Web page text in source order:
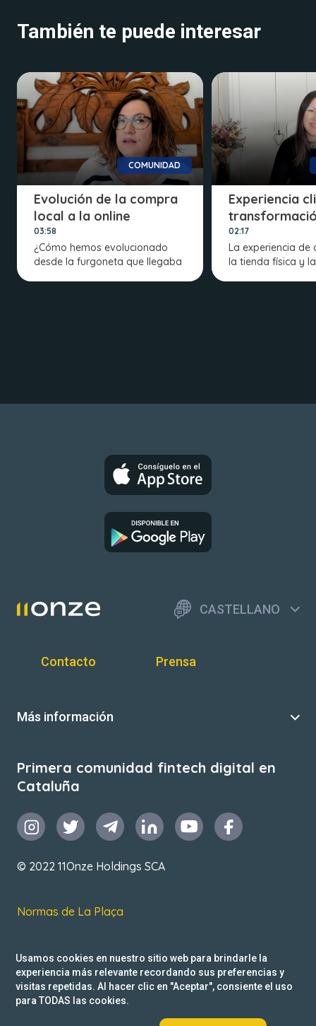
También te puede interesar
COMUNIDAD
Evolución de la compra
local a la online
03:58
¿Cómo hemos evolucionado
desde la furgoneta que llegaba
Experiencia
02:17
La experiencia de
la tienda física y
CASTELLANO
Contacto Prensa
Más información
Primera comunidad fintech digital en
Cataluña
© 2022 11Onze Holdings SCA
Normas de La Plaça
Política de privacidad
Reclamacions
Usamos cookies en nuestro sitio web para brindarle la
experiencia más relevante recordando sus preferencias y
visitas repetidas. Al hacer clic en "Aceptar", consiente el uso
para TODAS las cookies.